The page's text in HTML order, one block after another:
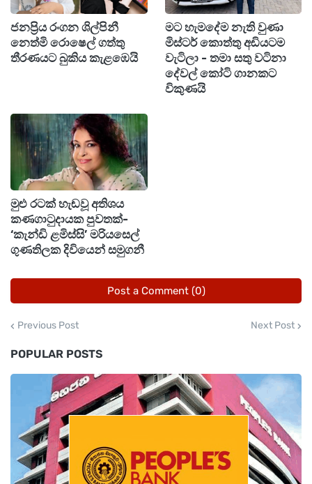
වෙලාවේ ස්වාමීන් වහන්සේ පාරටම වැඩම කරලා
විරාජ්ව එක්කරගෙන යන්න කටයුතු කරලා
තියෙනවා. වාහනයට ගොඩ නොවී, පාර පෙන්වමින්
ඉදිරියෙන් වැඩම කරන ඒ ස්වාමින් වහන්සේගේ රුව
දකිද්දී විරාජ්ගේ හිත මොන තරම් සංවේදී වෙන්න
ඇතිද?
විරාජ් තමන්ගේ ෆේස්බුක් ගිණුමේ මෙහෙම
සටහනක් තබා තිබුණා...
"ගිහි වුණත් පැවිදි වුණත් තාත්තා තාත්තමයි.
වරදිනකොට වැඩිපුරම ඉන්නේ තාත්තා අම්මලා
වුණත්... බෑනේ.. එහෙම කියවෙන්න ගියත් මාරම
ලෝකයක් හඳුනන නළුවෙක් වුණත්, තමන්ගේ
පියාණන් ඉදිරියේ ඔහු තවමත් ඒ ආදරණීය පුතාමයි.
සිවුරක් දැරුවත් පිය සෙනෙහස කියන්නේ මොන
තරම් උතුම් දෙයක්ද කියලා විරාජ්ගේ මේ කතාවෙන්
අපිට පැහැදිලි වෙනවා.
ජනප්‍රිය රංගන ශිල්පිනී
නෙත්මි රොෂෙල් ගත්තු
තීරණයට බුකිය කැළඹෙයි
මට හැමදේම නැති වුණා
මිස්ටර් කොත්තු අඩියටම
වැටිලා - තමා සතු වටිනා
දේවල් කෝටි ගානකට
විකුණයි
මුළු රටක් හැඬවූ අතිශය
කණගාටුදායක පුවතක්-
‘කැන්ඩි ළමිස්සි’ මරියසෙල්
ගුණතිලක දිවියෙන් සමුගනී
Post a Comment (0)
Previous Post Next Post
POPULAR POSTS